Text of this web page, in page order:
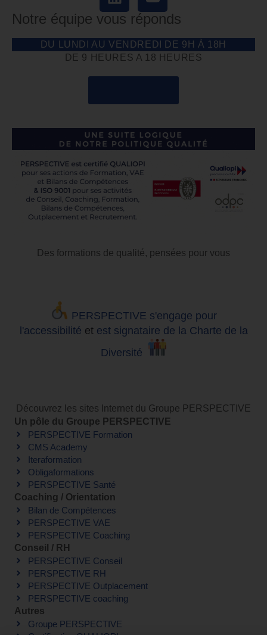
Notre équipe vous réponds
DU LUNDI AU VENDREDI DE 9H À 18H
DE 9 HEURES A 18 HEURES
Des formations de qualité, pensées pour vous
PERSPECTIVE s'engage pour
l'accessibilité et est signataire de la Charte de la
Diversité
Découvrez les sites Internet du Groupe PERSPECTIVE
Un pôle du Groupe PERSPECTIVE
PERSPECTIVE Formation
CMS Academy
Iteraformation
Obligaformations
PERSPECTIVE Santé
Coaching / Orientation
Bilan de Compétences
PERSPECTIVE VAE
PERSPECTIVE Coaching
Conseil / RH
PERSPECTIVE Conseil
PERSPECTIVE RH
PERSPECTIVE Outplacement
PERSPECTIVE coaching
Autres
Groupe PERSPECTIVE